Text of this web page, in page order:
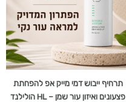
תרחיף ייבוש דמי מייק אפ להפחתת
פצעונים ואיזון עור שמן – HL הולילנד